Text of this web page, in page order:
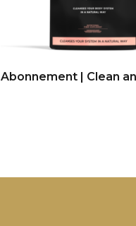
Abonnement | Clean